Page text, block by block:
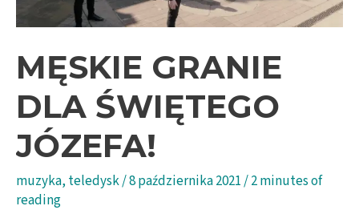
MĘSKIE GRANIE
DLA ŚWIĘTEGO
JÓZEFA!
muzyka, teledysk/8 października 2021/2 minutes of
reading